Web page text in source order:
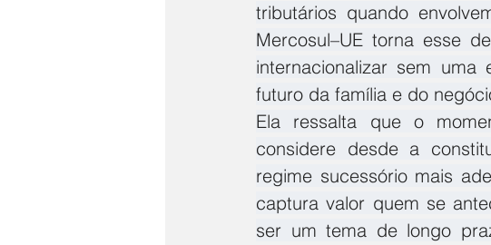
tributários quando
Mercosul–UE torna esse
internacionalizar sem
futuro da família e do
Ela ressalta que o
considere desde a
regime sucessório mais
captura valor quem se
ser um tema de longo